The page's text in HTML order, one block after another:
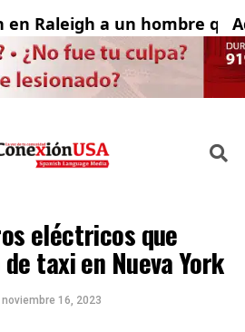
Raleigh a un hombre que
eléctricos que
taxi en Nueva York
noviembre 16, 2023